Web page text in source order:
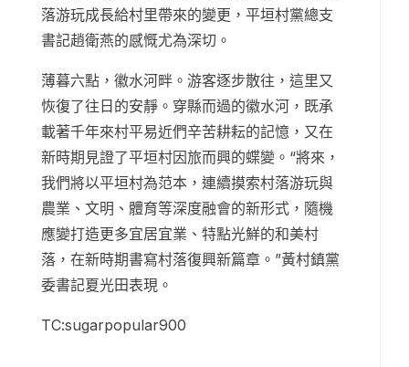
落游玩成長給村里帶來的變更，平垣村黨總支
書記趙衛燕的感慨尤為深切。
薄暮六點，徽水河畔。游客逐步散往，這里又
恢復了往日的安靜。穿縣而過的徽水河，既承
載著千年來村平易近們辛苦耕耘的記憶，又在
新時期見證了平垣村因旅而興的蝶變。“將來，
我們將以平垣村為范本，連續摸索村落游玩與
農業、文明、體育等深度融會的新形式，隨機
應變打造更多宜居宜業、特點光鮮的和美村
落，在新時期書寫村落復興新篇章。”黃村鎮黨
委書記夏光田表現。
TC:sugarpopular900